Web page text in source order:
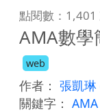
點閱數：1,401
AMA數學
web
作者： 張凱琳
關鍵字： AMA